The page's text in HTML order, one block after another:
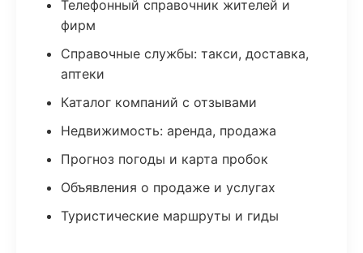
Телефонный справочник жителей и
фирм
Справочные службы: такси, доставка,
аптеки
Каталог компаний с отзывами
Недвижимость: аренда, продажа
Прогноз погоды и карта пробок
Объявления о продаже и услугах
Туристические маршруты и гиды